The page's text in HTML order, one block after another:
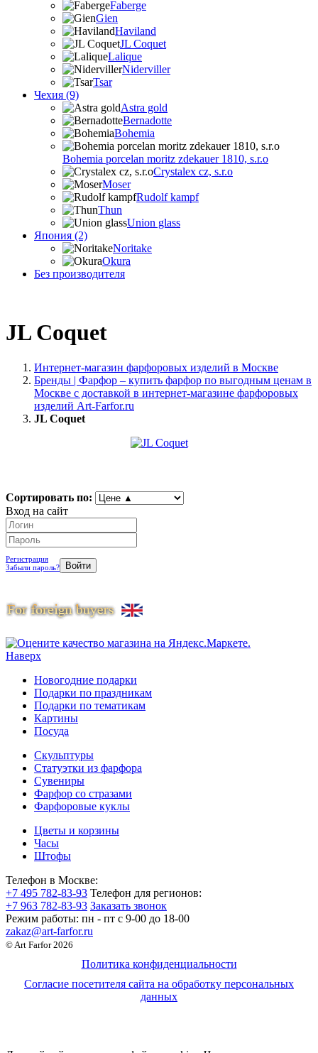
Faberge
Gien
Haviland
JL Coquet
Lalique
Niderviller
Tsar
Чехия (9)
Astra gold
Bernadotte
Bohemia
Bohemia porcelan moritz zdekauer 1810, s.r.o
Crystalex cz, s.r.o
Moser
Rudolf kampf
Thun
Union glass
Япония (2)
Noritake
Okura
Без производителя
JL Coquet
Интернет-магазин фарфоровых изделий в Москве
Бренды | Фарфор – купить фарфор по выгодным ценам в
Москве с доставкой в интернет-магазине фарфоровых
изделий Art-Farfor.ru
JL Coquet
Сортировать по:
Вход на сайт
Регистрация
Забыли пароль?
Наверх
Новогодние подарки
Подарки по праздникам
Подарки по тематикам
Картины
Посуда
Скульптуры
Статуэтки из фарфора
Сувениры
Фарфор со стразами
Фарфоровые куклы
Цветы и корзины
Часы
Штофы
Телефон в Москве:
+7 495 782-83-93 Телефон для регионов:
+7 963 782-83-93 Заказать звонок
Режим работы: пн - пт c 9-00 до 18-00
zakaz@art-farfor.ru
© Art Farfor 2026
Политика конфиденциальности
Согласие посетителя сайта на обработку персональных
данных